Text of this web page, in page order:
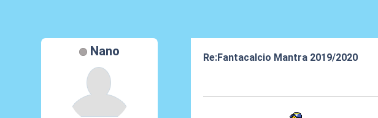
Nano
Re:Fantacalcio Mantra 2019/2020